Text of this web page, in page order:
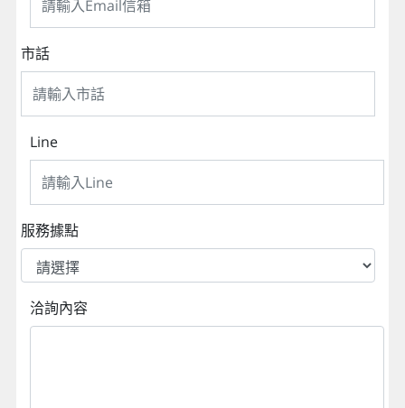
市話
Line
服務據點
洽詢內容